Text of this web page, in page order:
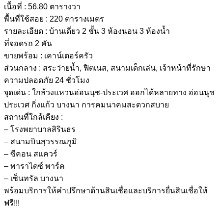
เนื้อที่ : 56.80 ตารางวา
พื้นที่ใช้สอย : 220 ตารางเมตร
รายละเอียด : บ้านเดี่ยว 2 ชั้น 3 ห้องนอน 3 ห้องน้ำ
ที่จอดรถ 2 คัน
ขายพร้อม : เคาน์เตอร์ครัว
ส่วนกลาง : สระว่ายน้ำ, ฟิตเนส, สนามเด็กเล่น, เจ้าหน้าที่รักษา
ความปลอดภัย 24 ชั่วโมง
จุดเด่น : ใกล้วงแหวนอ่อนนุช-ประเวศ ออกได้หลายทาง อ่อนนุช
ประเวศ กิ่งแก้ว บางนา การคมนาคมสะดวกสบาย
สถานที่ใกล้เคียง :
– โรงพยาบาลสิรินธร
– สนามบินสุวรรณภูมิ
– ซีคอน สแควร์
– พาราไดซ์ พาร์ค
– เซ็นทรัล บางนา
พร้อมบริการให้คำปรึกษาด้านสินเชื่อและบริการยื่นสินเชื่อให้
ฟรี!!!